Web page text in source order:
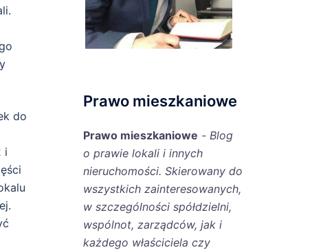
do
i
Prawo mieszkaniowe
Prawo mieszkaniowe - Blog
o prawie lokali i innych
nieruchomości. Skierowany do
wszystkich zainteresowanych,
w szczególności spółdzielni,
wspólnot, zarządców, jak i
każdego właściciela czy